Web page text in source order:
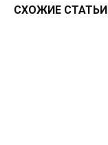
СХОЖИЕ СТАТЬИ